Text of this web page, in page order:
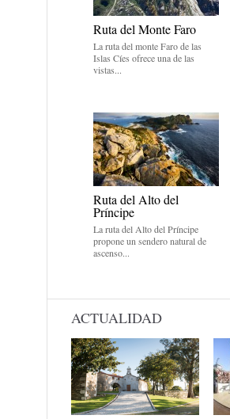
Ruta del Monte Faro
La ruta del monte Faro de las
Islas Cíes ofrece una de las
vistas...
Ruta del Alto del
Príncipe
La ruta del Alto del Príncipe
propone un sendero natural de
ascenso...
ACTUALIDAD